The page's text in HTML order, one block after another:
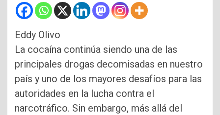
Eddy Olivo
La cocaína continúa siendo una de las
principales drogas decomisadas en nuestro
país y uno de los mayores desafíos para las
autoridades en la lucha contra el
narcotráfico. Sin embargo, más allá del